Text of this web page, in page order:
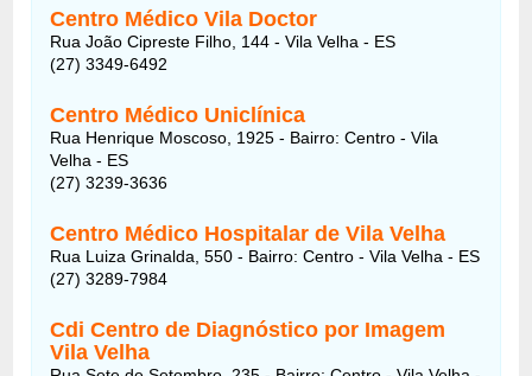
Centro Médico Vila Doctor
Rua João Cipreste Filho, 144 - Vila Velha - ES
(27) 3349-6492
Centro Médico Uniclínica
Rua Henrique Moscoso, 1925 - Bairro: Centro - Vila
Velha - ES
(27) 3239-3636
Centro Médico Hospitalar de Vila Velha
Rua Luiza Grinalda, 550 - Bairro: Centro - Vila Velha - ES
(27) 3289-7984
Cdi Centro de Diagnóstico por Imagem
Vila Velha